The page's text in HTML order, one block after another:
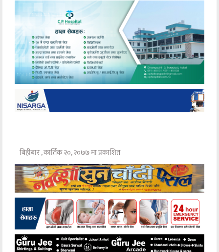
अन्य
बिहीबार , कार्तिक २०, २०७७ मा प्रकाशित